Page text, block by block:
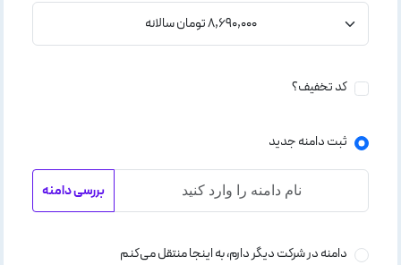
کد تخفیف؟
ثبت دامنه جدید
بررسی دامنه
دامنه در شرکت دیگر دارم، به اینجا منتقل می‌کنم